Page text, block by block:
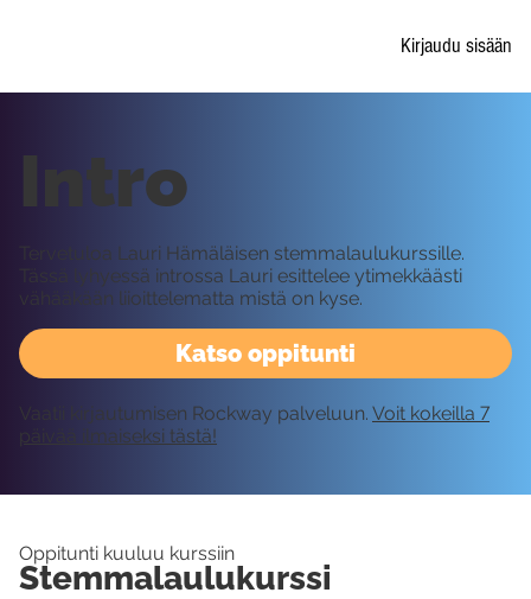
Kirjaudu sisään
Katso oppitunti
Intro
Tervetuloa Lauri Hämäläisen stemmalaulukurssille.
Tässä lyhyessä introssa Lauri esittelee ytimekkäästi
vähääkään liioittelematta mistä on kyse.
Vaatii kirjautumisen Rockway palveluun. Voit kokeilla 7
päivää ilmaiseksi tästä!
Oppitunti kuuluu kurssiin
Stemmalaulukurssi